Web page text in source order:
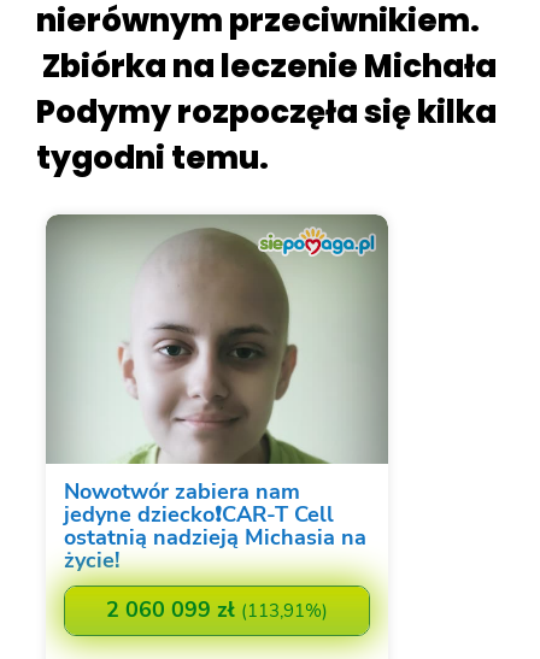
nierównym przeciwnikiem.
Zbiórka na leczenie Michała
Podymy rozpoczęła się kilka
tygodni temu.